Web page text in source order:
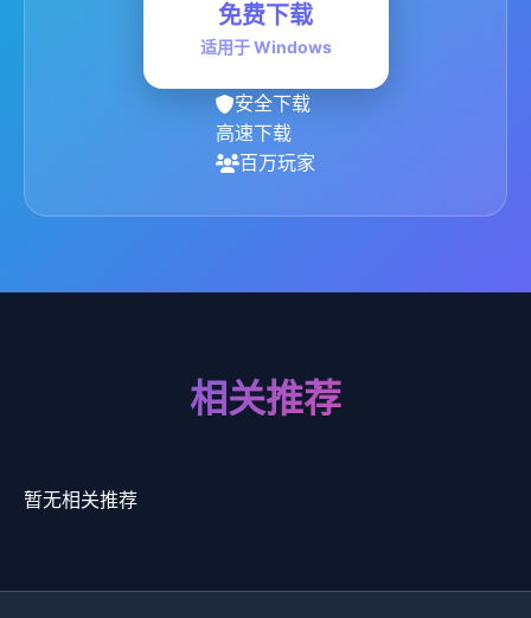
免费下载
适用于 Windows
安全下载
高速下载
百万玩家
相关推荐
暂无相关推荐